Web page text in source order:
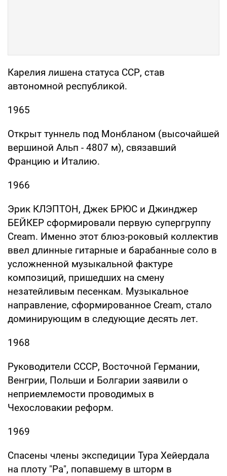
Карелия лишена статуса ССР, став
автономной республикой.
1965
Открыт туннель под Монбланом (высочайшей
вершиной Альп - 4807 м), связавший
Францию и Италию.
1966
Эрик КЛЭПТОН, Джек БРЮС и Джинджер
БЕЙКЕР сформировали первую супергруппу
Cream. Именно этот блюз-роковый коллектив
ввел длинные гитарные и барабанные соло в
усложненной музыкальной фактуре
композиций, пришедших на смену
незатейливым песенкам. Музыкальное
направление, сформированное Cream, стало
доминирующим в следующие десять лет.
1968
Руководители СССР, Восточной Германии,
Венгрии, Польши и Болгарии заявили о
неприемлемости проводимых в
Чехословакии реформ.
1969
Спасены члены экспедиции Тура Хейердала
на плоту "Ра", попавшему в шторм в